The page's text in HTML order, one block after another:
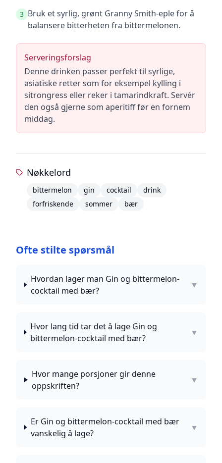
3 Bruk et syrlig, grønt Granny Smith-eple for å
balansere bitterheten fra bittermelonen.
Serveringsforslag
Denne drinken passer perfekt til syrlige,
asiatiske retter som for eksempel kylling i
sitrongress eller reker i tamarindkraft. Servér
den også gjerne som aperitiff før en fornem
middag.
Nøkkelord
bittermelon gin cocktail
drink
forfriskende
sommer bær
Ofte stilte spørsmål
Hvordan lager man Gin og bittermelon-
cocktail med bær?
▼
Hvor lang tid tar det å lage Gin og
bittermelon-cocktail med bær?
▼
Hvor mange porsjoner gir denne
oppskriften?
▼
Er Gin og bittermelon-cocktail med bær
vanskelig å lage?
▼